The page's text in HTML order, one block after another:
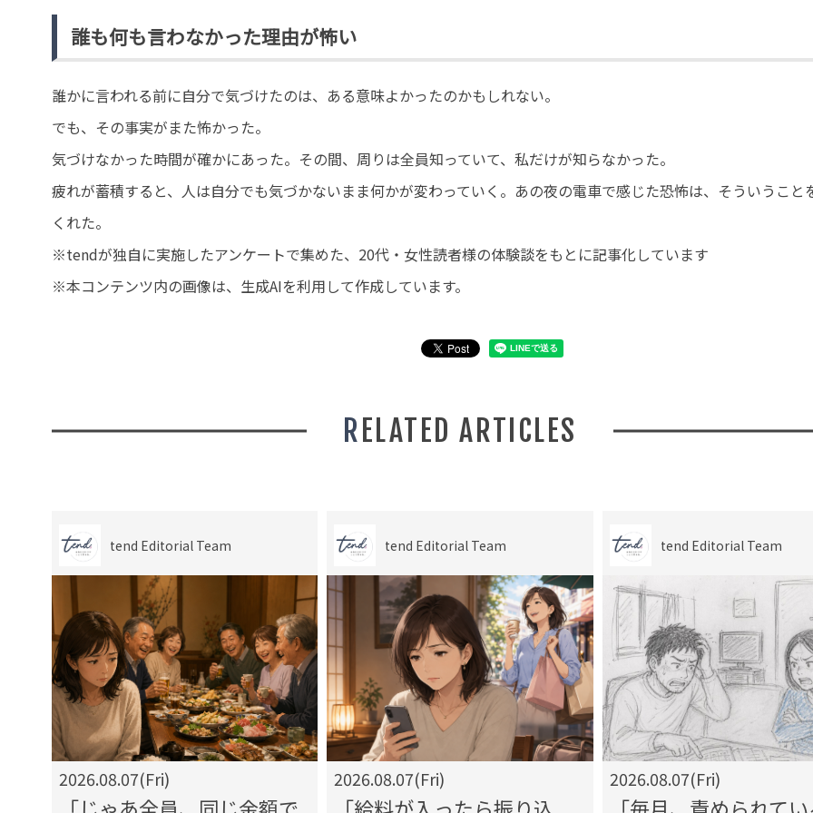
誰も何も言わなかった理由が怖い
誰かに言われる前に自分で気づけたのは、ある意味よかったのかもしれない。
でも、その事実がまた怖かった。
気づけなかった時間が確かにあった。その間、周りは全員知っていて、私だけが知らなかった。
疲れが蓄積すると、人は自分でも気づかないまま何かが変わっていく。あの夜の電車で感じた恐怖は、そういうこと
くれた。
※tendが独自に実施したアンケートで集めた、20代・女性読者様の体験談をもとに記事化しています
※本コンテンツ内の画像は、生成AIを利用して作成しています。
RELATED ARTICLES
tend Editorial Team
2026.08.07(Fri)
「じゃあ全員、同じ金額で
tend Editorial Team
2026.08.07(Fri)
「給料が入ったら振り込
tend Editorial Team
2026.08.07(Fri)
「毎月、責められて